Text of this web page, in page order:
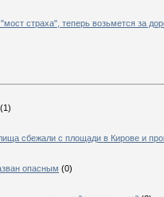
страха", теперь возьмется за
(1)
сбежали с площади в Кирове и
опасным (0)